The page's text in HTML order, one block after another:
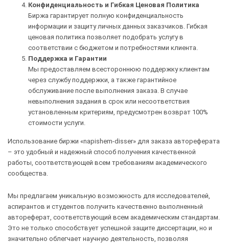
Конфиденциальность и Гибкая Ценовая Политика
Биржа гарантирует полную конфиденциальность
информации и защиту личных данных заказчиков. Гибкая
ценовая политика позволяет подобрать услугу в
соответствии с бюджетом и потребностями клиента.
Поддержка и Гарантии
Мы предоставляем всестороннюю поддержку клиентам
через службу поддержки, а также гарантийное
обслуживание после выполнения заказа. В случае
невыполнения задания в срок или несоответствия
установленным критериям, предусмотрен возврат 100%
стоимости услуги.
Использование биржи «napishem-disser» для заказа автореферата
– это удобный и надежный способ получения качественной
работы, соответствующей всем требованиям академического
сообщества.
Мы предлагаем уникальную возможность для исследователей,
аспирантов и студентов получить качественно выполненный
автореферат, соответствующий всем академическим стандартам.
Это не только способствует успешной защите диссертации, но и
значительно облегчает научную деятельность, позволяя